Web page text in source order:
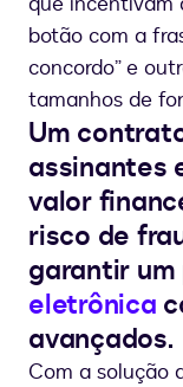
botão com a
concordo” e
tamanhos de
Um
assinantes
valor
risco de
garantir
eletrônica
avançados.
Com a solução